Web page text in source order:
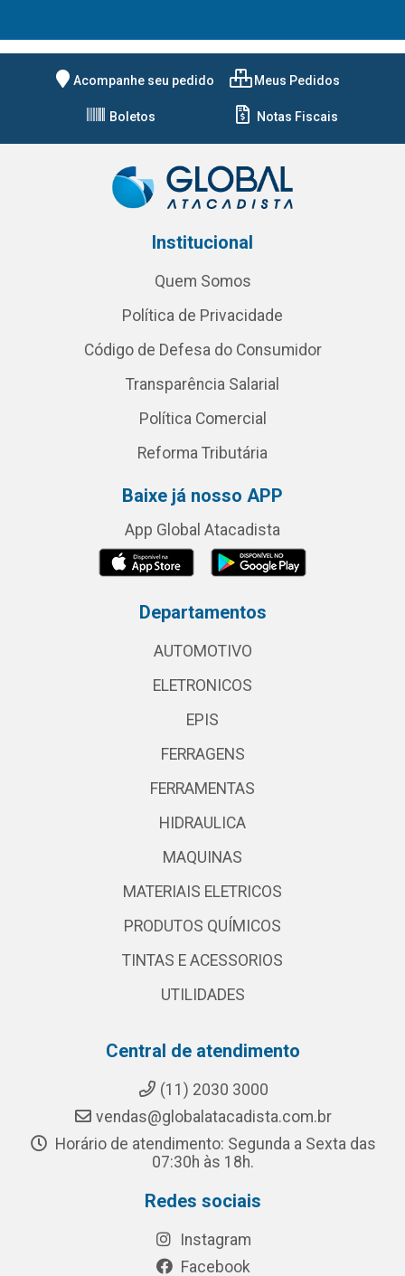
Acompanhe seu pedido Meus Pedidos
Boletos Notas Fiscais
Institucional
Quem Somos
Política de Privacidade
Código de Defesa do Consumidor
Transparência Salarial
Política Comercial
Reforma Tributária
Baixe já nosso APP
App Global Atacadista
Departamentos
AUTOMOTIVO
ELETRONICOS
EPIS
FERRAGENS
FERRAMENTAS
HIDRAULICA
MAQUINAS
MATERIAIS ELETRICOS
PRODUTOS QUÍMICOS
TINTAS E ACESSORIOS
UTILIDADES
Central de atendimento
(11) 2030 3000
vendas@globalatacadista.com.br
Horário de atendimento: Segunda a Sexta das
07:30h às 18h.
Redes sociais
Instagram
Facebook